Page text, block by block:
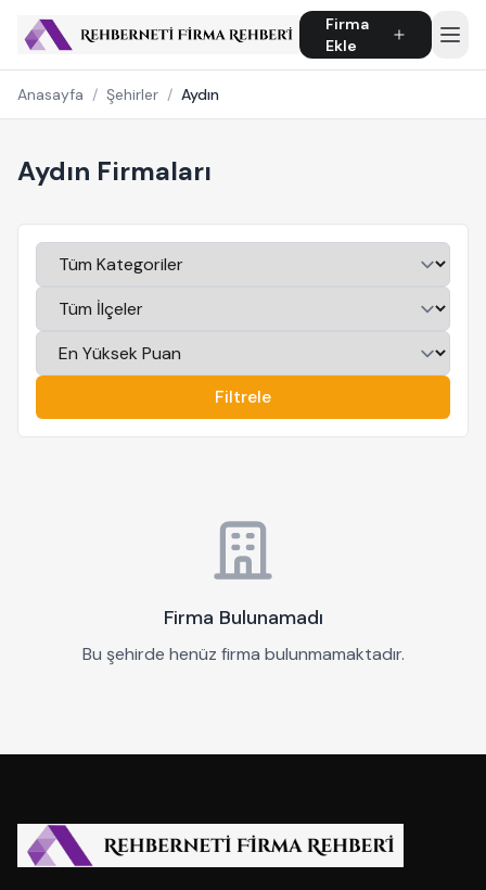
Firma
Ekle
Anasayfa / Şehirler / Aydın
Aydın Firmaları
Filtrele
Firma Bulunamadı
Bu şehirde henüz firma bulunmamaktadır.